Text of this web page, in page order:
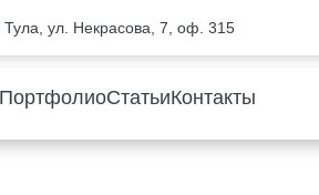
Тула, ул. Некрасова, 7, оф. 315
ПортфолиоСтатьиКонтакты